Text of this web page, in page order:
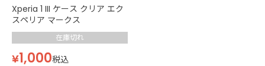
Xperia 1 III ケース クリア エク
スペリア マークス
在庫切れ
¥1,000税込